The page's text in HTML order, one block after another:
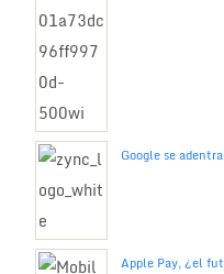
Google se
Apple Pay, ¿el